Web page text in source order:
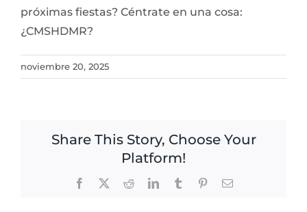
próximas fiestas? Céntrate en una cosa:
¿CMSHDMR?
noviembre 20, 2025
Share This Story, Choose Your
Platform!
Facebook RedditLinkedInTumblr PinterestEmail